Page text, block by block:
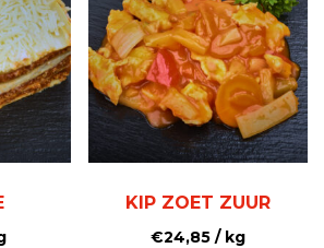
KIP ZOET ZUUR
€24,85 / kg